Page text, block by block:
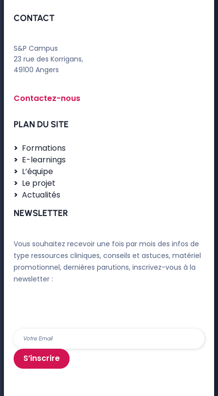
CONTACT
S&P Campus
23 rue des Korrigans,
49100 Angers
Contactez-nous
PLAN DU SITE
Formations
E-learnings
L’équipe
Le projet
Actualités
NEWSLETTER
Vous souhaitez recevoir une fois par mois des infos de
type ressources cliniques, conseils et astuces, matériel
promotionnel, dernières parutions, inscrivez-vous à la
newsletter :
S’inscrire